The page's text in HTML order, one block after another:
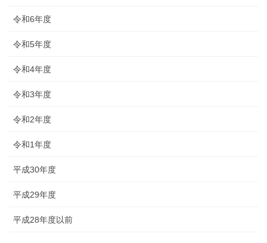
令和6年度
令和5年度
令和4年度
令和3年度
令和2年度
令和1年度
平成30年度
平成29年度
平成28年度以前